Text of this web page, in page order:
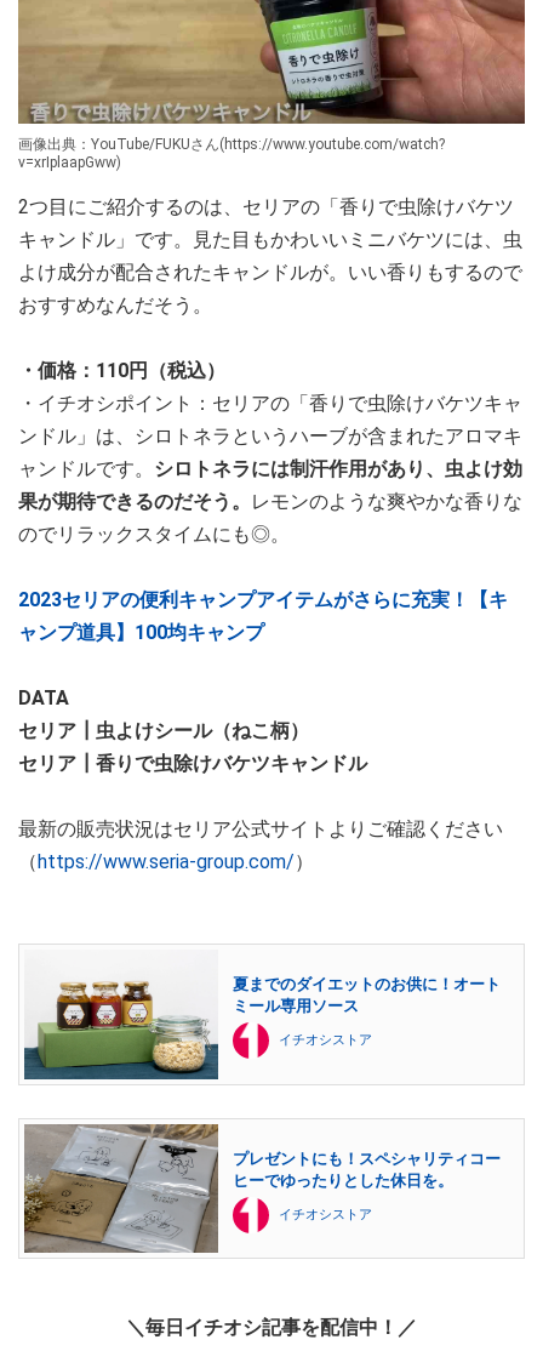
画像出典：YouTube/FUKUさん(https://www.youtube.com/watch?
v=xrIplaapGww)
2つ目にご紹介するのは、セリアの「香りで虫除けバケツ
キャンドル」です。見た目もかわいいミニバケツには、虫
よけ成分が配合されたキャンドルが。いい香りもするので
おすすめなんだそう。
・価格：110円（税込）
・イチオシポイント：セリアの「香りで虫除けバケツキャ
ンドル」は、シロトネラというハーブが含まれたアロマキ
ャンドルです。 シロトネラには制汗作用があり、虫よけ効
果が期待できるのだそう。
レモンのような爽やかな香りな
のでリラックスタイムにも◎。
2023セリアの便利キャンプアイテムがさらに充実！【キ
ャンプ道具】100均キャンプ
DATA
セリア┃虫よけシール（ねこ柄）
セリア┃香りで虫除けバケツキャンドル
最新の販売状況はセリア公式サイトよりご確認ください
（https://www.seria-group.com/）
夏までのダイエットのお供に！オート
ミール専用ソース
イチオシストア
プレゼントにも！スペシャリティコー
ヒーでゆったりとした休日を。
イチオシストア
＼毎日イチオシ記事を配信中！／